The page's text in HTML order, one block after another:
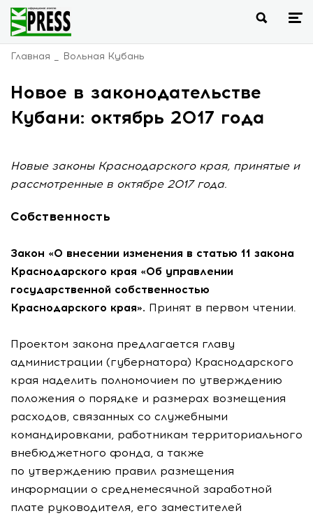
Главная Вольная Кубань
Новое в законодательстве
Кубани: октябрь 2017 года
Новые законы Краснодарского края, принятые и
рассмотренные в октябре 2017 года.
Собственность
Закон «О внесении изменения в статью 11 закона
Краснодарского края «Об управлении
государственной собственностью
Краснодарского края». Принят в первом чтении.
Проектом закона предлагается главу
администрации (губернатора) Краснодарского
края наделить полномочием по утверждению
положения о порядке и размерах возмещения
расходов, связанных со служебными
командировками, работникам территориального
внебюджетного фонда, а также
по утверждению правил размещения
информации о среднемесячной заработной
плате руководителя, его заместителей